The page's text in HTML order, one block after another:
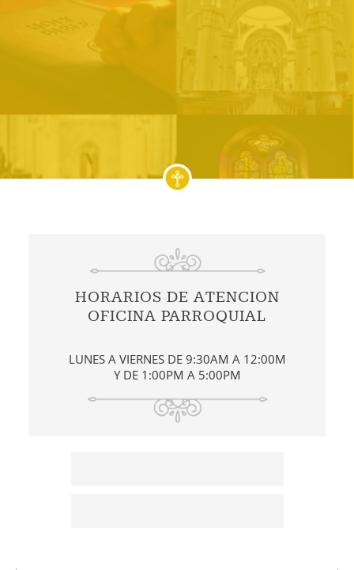
HORARIOS DE ATENCION
OFICINA PARROQUIAL
LUNES A VIERNES DE 9:30AM A 12:00M
Y DE 1:00PM A 5:00PM